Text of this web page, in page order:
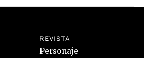
REVISTA
Personaje